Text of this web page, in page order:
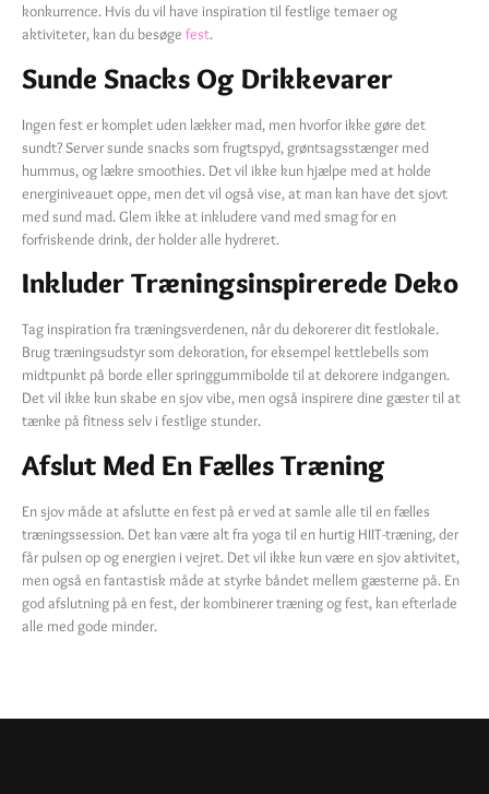
konkurrence. Hvis du vil have inspiration til festlige temaer og
aktiviteter, kan du besøge fest.
Sunde Snacks Og Drikkevarer
Ingen fest er komplet uden lækker mad, men hvorfor ikke gøre det
sundt? Server sunde snacks som frugtspyd, grøntsagsstænger med
hummus, og lækre smoothies. Det vil ikke kun hjælpe med at holde
energiniveauet oppe, men det vil også vise, at man kan have det sjovt
med sund mad. Glem ikke at inkludere vand med smag for en
forfriskende drink, der holder alle hydreret.
Inkluder Træningsinspirerede Deko
Tag inspiration fra træningsverdenen, når du dekorerer dit festlokale.
Brug træningsudstyr som dekoration, for eksempel kettlebells som
midtpunkt på borde eller springgummibolde til at dekorere indgangen.
Det vil ikke kun skabe en sjov vibe, men også inspirere dine gæster til at
tænke på fitness selv i festlige stunder.
Afslut Med En Fælles Træning
En sjov måde at afslutte en fest på er ved at samle alle til en fælles
træningssession. Det kan være alt fra yoga til en hurtig HIIT-træning, der
får pulsen op og energien i vejret. Det vil ikke kun være en sjov aktivitet,
men også en fantastisk måde at styrke båndet mellem gæsterne på. En
god afslutning på en fest, der kombinerer træning og fest, kan efterlade
alle med gode minder.